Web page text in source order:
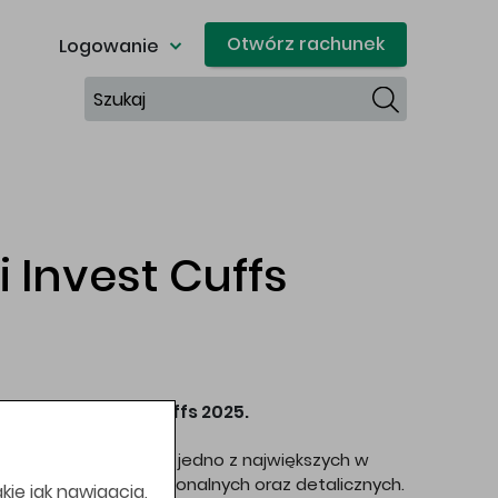
Logowanie Otwórz rachunek
Szukaj
Invest Cuffs
Invest Cuffs 2025.
w Polsce i jedno z największych w
klientów instytucjonalnych oraz detalicznych.
jak nawigacja,